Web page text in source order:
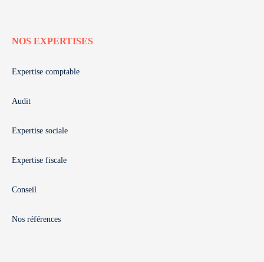
NOS EXPERTISES
Expertise comptable
Audit
Expertise sociale
Expertise fiscale
Conseil
Nos références